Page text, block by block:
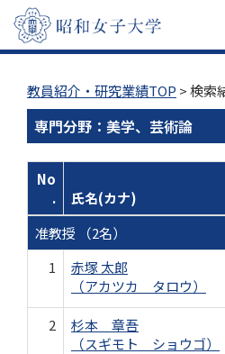
教員紹介・研究業績TOP > 検索
専門分野：美学、芸術論
No
.
氏名(カナ)
准教授 （2名）
1
赤塚 太郎
（アカツカ タロウ）
2
杉本 章吾
（スギモト ショウゴ）